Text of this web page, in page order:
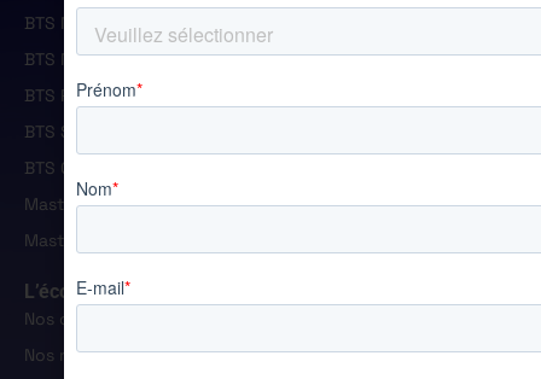
BTS Management Commercial Opérationnel
BTS Négociation et Digitalisation de la Relation Client
BTS Professions Immobilières
BTS Support à l'Action Managériale
BTS Gestion de la PME
Master Ressources Humaines
Master Manager Commercial et Marketing
L’école
Nos campus
Nos résultats